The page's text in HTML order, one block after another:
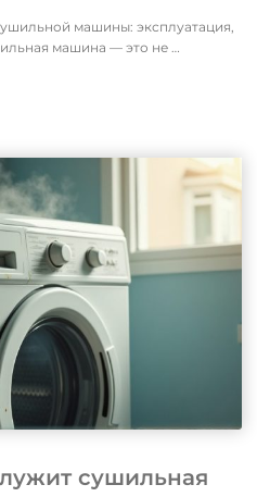
машины: эксплуатация,
машина — это не …
сушильная